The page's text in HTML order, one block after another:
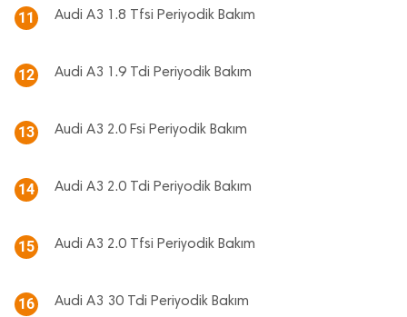
11 Audi A3 1.8 Tfsi Periyodik Bakım
12 Audi A3 1.9 Tdi Periyodik Bakım
13 Audi A3 2.0 Fsi Periyodik Bakım
14 Audi A3 2.0 Tdi Periyodik Bakım
15 Audi A3 2.0 Tfsi Periyodik Bakım
16 Audi A3 30 Tdi Periyodik Bakım